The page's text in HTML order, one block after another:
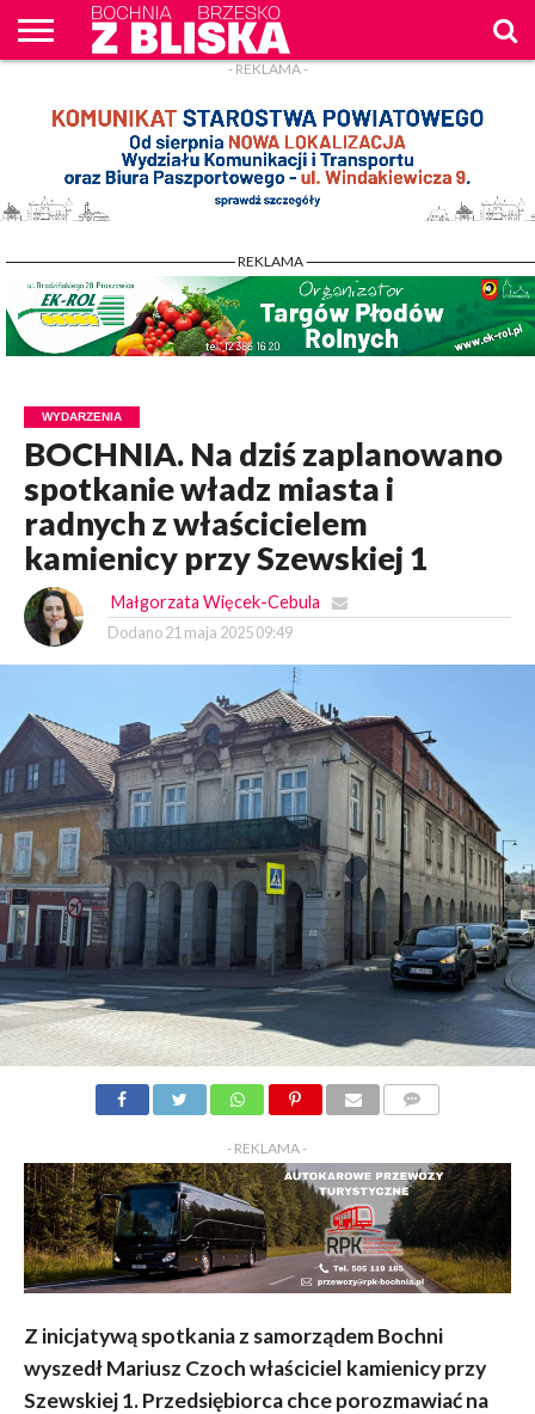
WPROST
REKLAM
- REKLAMA -
- REKLAMA -
WYDARZENIA
BOCHNIA. Na dziś zaplanowano
spotkanie władz miasta i
radnych z właścicielem
kamienicy przy Szewskiej 1
Małgorzata Więcek-Cebula
Dodano 21 maja 2025 09:49
- REKLAMA -
Z inicjatywą spotkania z samorządem Bochni
wyszedł Mariusz Czoch właściciel kamienicy przy
Szewskiej 1. Przedsiębiorca chce porozmawiać na